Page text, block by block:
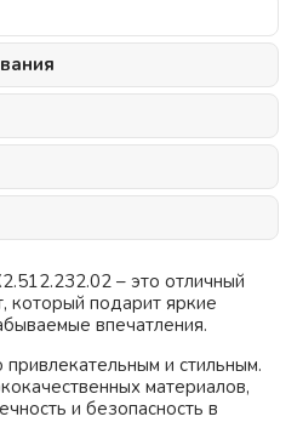
– это отличный
который подарит яркие
впечатления.
и стильным.
материалов,
и безопасность в